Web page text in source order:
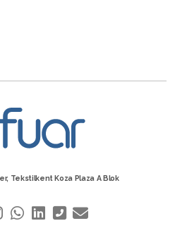
Tekstilkent Koza Plaza A Blok